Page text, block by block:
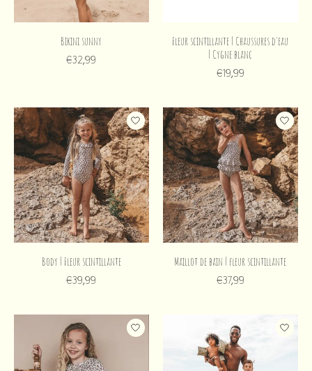
Bikini sunny
€32,99
Fleur scintillante | Chaussures d'eau
| Cygne blanc
€19,99
Body | Fleur scintillante
€39,99
Maillot de bain | fleur scintillante
€37,99